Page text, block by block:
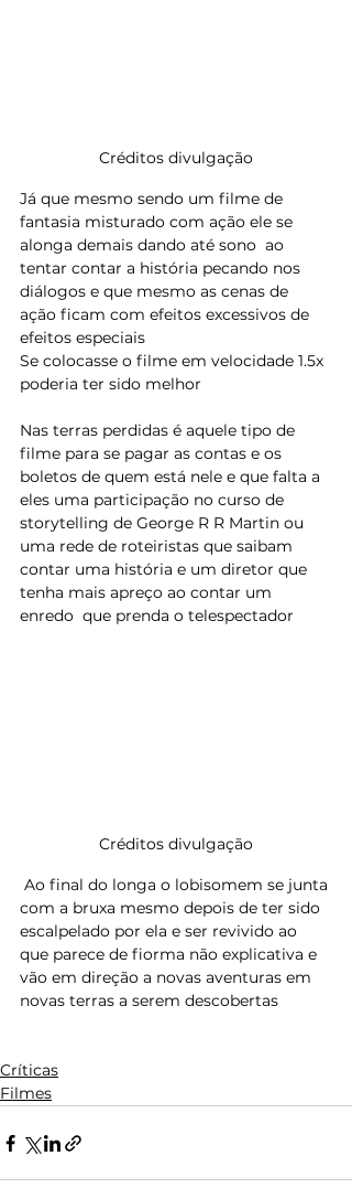
Créditos divulgação
Já que mesmo sendo um filme de
fantasia misturado com ação ele se
alonga demais dando até sono  ao
tentar contar a história pecando nos
diálogos e que mesmo as cenas de
ação ficam com efeitos excessivos de
efeitos especiais
Se colocasse o filme em velocidade 1.5x
poderia ter sido melhor
Nas terras perdidas é aquele tipo de
filme para se pagar as contas e os
boletos de quem está nele e que falta a
eles uma participação no curso de
storytelling de George R R Martin ou
uma rede de roteiristas que saibam
contar uma história e um diretor que
tenha mais apreço ao contar um
enredo  que prenda o telespectador
Créditos divulgação
com a bruxa mesmo depois de ter sido
escalpelado por ela e ser revivido ao
que parece de fiorma não explicativa e
vão em direção a novas aventuras em
novas terras a serem descobertas
Críticas
Filmes